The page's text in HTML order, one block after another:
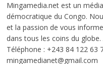
Mingamedia.net est un
démocratique du Congo.
et la passion de vous
dans tous les coins du globe.
Téléphone : +243 84 122 63
mingamedianet@gmail.com